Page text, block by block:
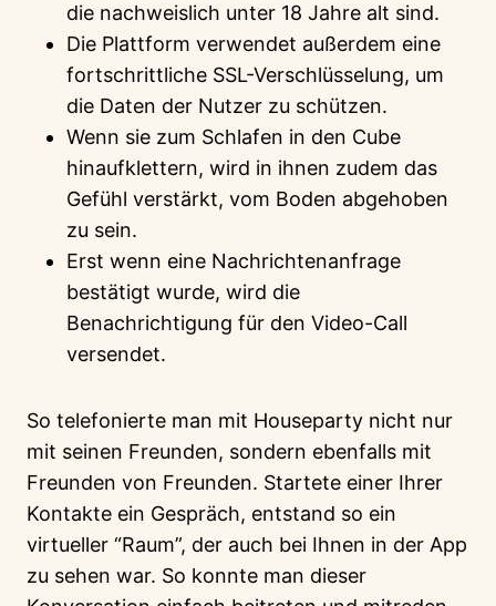
die nachweislich unter 18 Jahre alt sind.
Die Plattform verwendet außerdem eine
fortschrittliche SSL-Verschlüsselung, um
die Daten der Nutzer zu schützen.
Wenn sie zum Schlafen in den Cube
hinaufklettern, wird in ihnen zudem das
Gefühl verstärkt, vom Boden abgehoben
zu sein.
Erst wenn eine Nachrichtenanfrage
bestätigt wurde, wird die
Benachrichtigung für den Video-Call
versendet.
So telefonierte man mit Houseparty nicht nur
mit seinen Freunden, sondern ebenfalls mit
Freunden von Freunden. Startete einer Ihrer
Kontakte ein Gespräch, entstand so ein
virtueller “Raum”, der auch bei Ihnen in der App
zu sehen war. So konnte man dieser